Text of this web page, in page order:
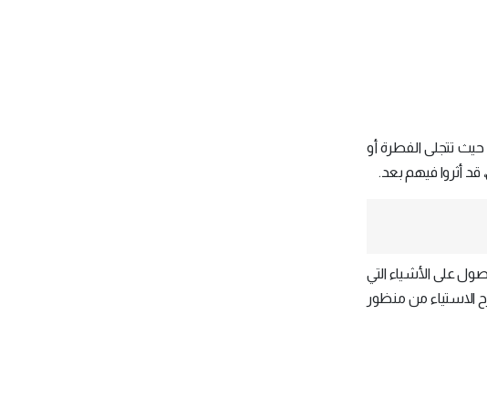
حيث تتجلى الفطرة أو
قد أثروا فيهم بعد.
على الأشياء التي
الاستياء من منظور